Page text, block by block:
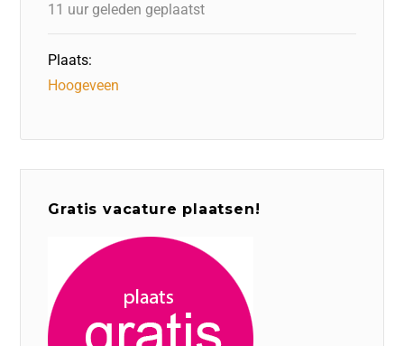
11 uur geleden geplaatst
Plaats:
Hoogeveen
Gratis vacature plaatsen!